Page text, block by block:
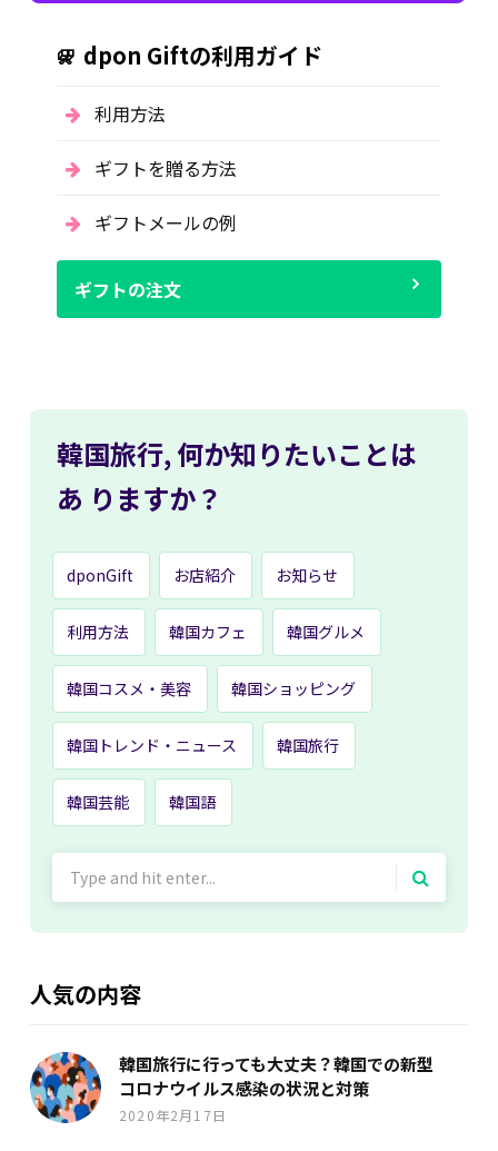
dpon Giftの利用ガイド
利用方法
ギフトを贈る方法
ギフトメールの例
ギフトの注文
韓国旅行, 何か知りたいことは
あ りますか？
dponGift お店紹介 お知らせ
利用方法 韓国カフェ 韓国グルメ
韓国コスメ・美容 韓国ショッピング
韓国トレンド・ニュース 韓国旅行
韓国芸能 韓国語
人気の内容
韓国旅行に行っても大丈夫？韓国での新型
コロナウイルス感染の状況と対策
2020年2月17日